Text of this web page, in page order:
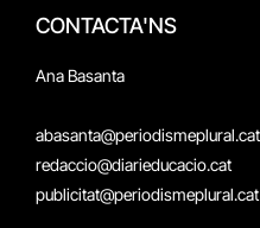
CONTACTA'NS
Ana Basanta
abasanta@periodismeplural.cat
redaccio@diarieducacio.cat
publicitat@periodismeplural.cat